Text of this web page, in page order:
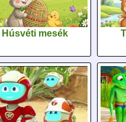
Húsvéti mesék